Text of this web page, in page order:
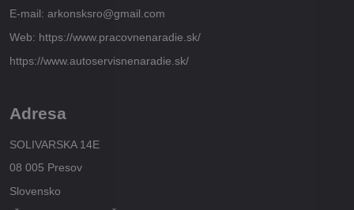
E-mail: arkonsksro@gmail.com
Web: https://www.pracovnenaradie.sk/
https://www.autoservisnenaradie.sk/
Adresa
SOLIVARSKA 14E
08 005 Presov
Slovensko